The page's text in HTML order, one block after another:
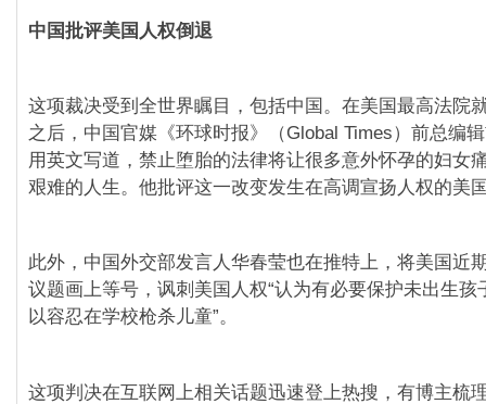
中国批评美国人权倒退
这项裁决受到全世界瞩目，包括中国。在美国最高法院
之后，中国官媒《环球时报》（Global Times）前总编
用英文写道，禁止堕胎的法律将让很多意外怀孕的妇女
艰难的人生。他批评这一改变发生在高调宣扬人权的美
此外，中国外交部发言人华春莹也在推特上，将美国近
议题画上等号，讽刺美国人权“认为有必要保护未出生孩
以容忍在学校枪杀儿童”。
这项判决在互联网上相关话题迅速登上热搜，有博主梳